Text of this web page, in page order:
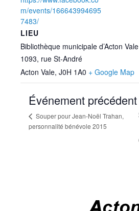
m/events/166643994695
7483/
LIEU
Bibliothèque municipale d’Acton Vale
1093, rue St-André
Acton Vale, J0H 1A0 + Google Map
Événement précédent
Souper pour Jean-Noël Trahan,
personnalité bénévole 2015